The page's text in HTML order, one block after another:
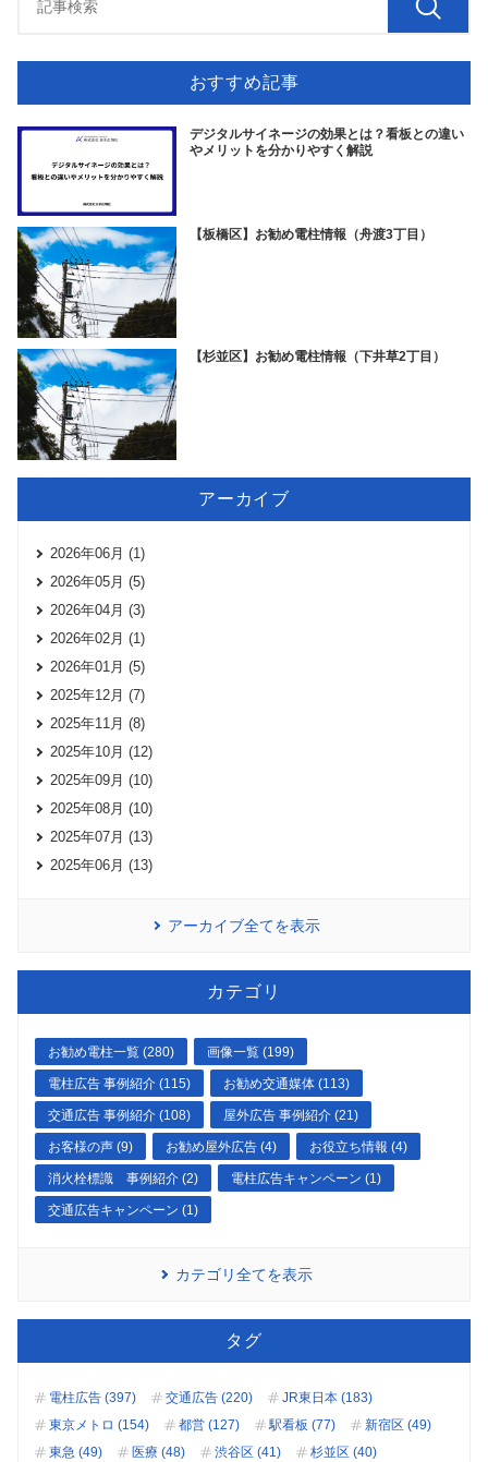
おすすめ記事
デジタルサイネージの効果とは？看板との違い
やメリットを分かりやすく解説
【板橋区】お勧め電柱情報（舟渡3丁目）
【杉並区】お勧め電柱情報（下井草2丁目）
アーカイブ
2026年06月 (1)
2026年05月 (5)
2026年04月 (3)
2026年02月 (1)
2026年01月 (5)
2025年12月 (7)
2025年11月 (8)
2025年10月 (12)
2025年09月 (10)
2025年08月 (10)
2025年07月 (13)
2025年06月 (13)
アーカイブ全てを表示
カテゴリ
お勧め電柱一覧 (280) 画像一覧 (199)
電柱広告 事例紹介 (115) お勧め交通媒体 (113)
交通広告 事例紹介 (108) 屋外広告 事例紹介 (21)
お客様の声 (9) お勧め屋外広告 (4) お役立ち情報 (4)
消火栓標識 事例紹介 (2) 電柱広告キャンペーン (1)
交通広告キャンペーン (1)
カテゴリ全てを表示
タグ
電柱広告 (397) 交通広告 (220)
JR東日本 (183)
東京メトロ (154)
都営 (127) 駅看板 (77)
新宿区 (49)
東急 (49)
医療 (48) 渋谷区 (41)
杉並区 (40)